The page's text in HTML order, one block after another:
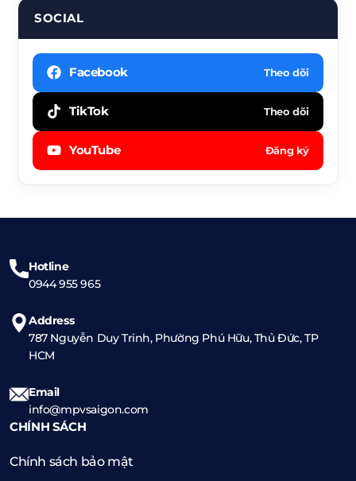
Hotline
0944 955 965
Address
787 Nguyễn Duy Trinh, Phường Phú Hữu, Thủ Đức, TP
HCM
Email
info@mpvsaigon.com
CHÍNH SÁCH
Chính sách bảo mật